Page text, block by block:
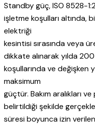
Standby güç, ISO 8528-
işletme koşulları altında,
elektriği
kesintisi sırasında veya
dikkate alınarak yılda
koşullarında ve değişken
maksimum
güçtür. Bakım aralıkları
belirtildiği şekilde
süresi boyunca izin